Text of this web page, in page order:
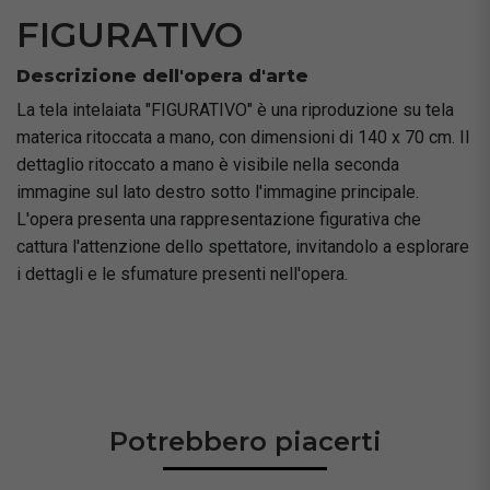
FIGURATIVO
Descrizione dell'opera d'arte
La tela intelaiata "FIGURATIVO" è una riproduzione su tela
materica ritoccata a mano, con dimensioni di 140 x 70 cm. Il
dettaglio ritoccato a mano è visibile nella seconda
immagine sul lato destro sotto l'immagine principale.
L'opera presenta una rappresentazione figurativa che
cattura l'attenzione dello spettatore, invitandolo a esplorare
i dettagli e le sfumature presenti nell'opera.
Potrebbero piacerti